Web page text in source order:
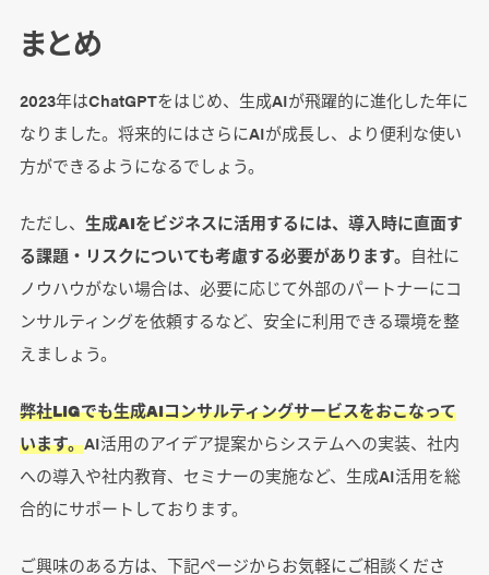
まとめ
2023年はChatGPTをはじめ、生成AIが飛躍的に進化した年に
なりました。将来的にはさらにAIが成長し、より便利な使い
方ができるようになるでしょう。
ただし、 生成AIをビジネスに活用するには、導入時に直面す
る課題・リスクについても考慮する必要があります。 自社に
ノウハウがない場合は、必要に応じて外部のパートナーにコ
ンサルティングを依頼するなど、安全に利用できる環境を整
えましょう。
弊社LIGでも生成AIコンサルティングサービスをおこなって
います。AI活用のアイデア提案からシステムへの実装、社内
への導入や社内教育、セミナーの実施など、生成AI活用を総
合的にサポートしております。
ご興味のある方は、下記ページからお気軽にご相談くださ